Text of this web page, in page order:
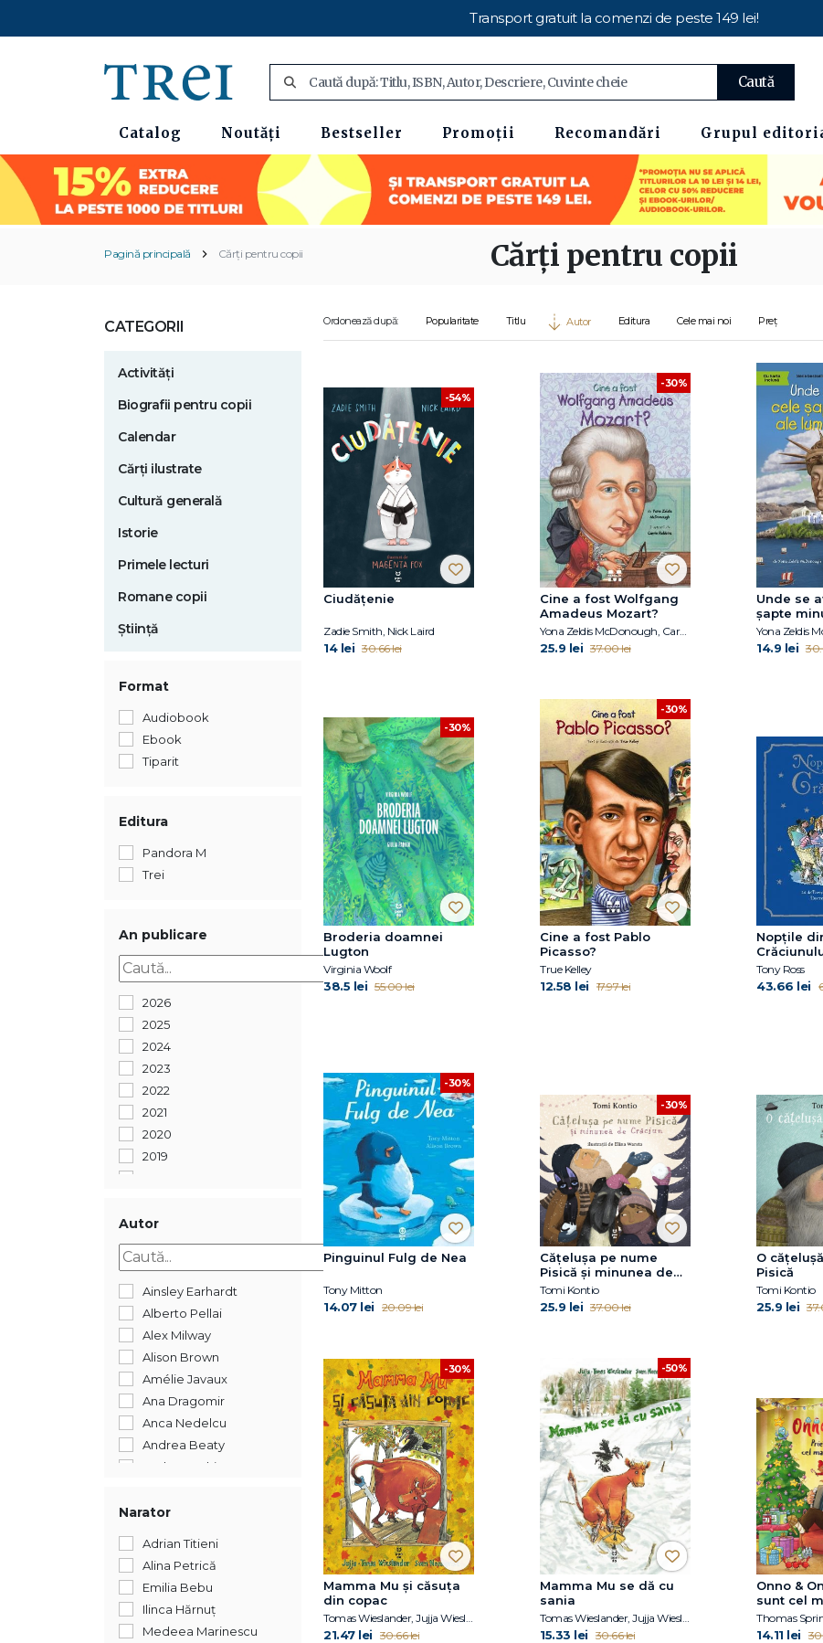
Transport gratuit la comenzi de peste 149 lei!
Caută
Catalog Noutăți Bestseller Promoții Recomandări Grupul
Pagină principală Cărți pentru copii Cărți pentru copii
CATEGORII
Activități
Biografii pentru copii
Calendar
Cărți ilustrate
Cultură generală
Istorie
Primele lecturi
Romane copii
Știință
Format
Audiobook
Ebook
Tiparit
Editura
Pandora M
Trei
An publicare
2026
2025
2024
2023
2022
2021
2020
2019
2016
2015
Autor
Ainsley Earhardt
Alberto Pellai
Alex Milway
Alison Brown
Amélie Javaux
Ana Dragomir
Anca Nedelcu
Andrea Beaty
Andreea Chiru-Maga
Andreea Lițescu
Antoon Krings
Narator
Adrian Titieni
Alina Petrică
Emilia Bebu
Ilinca Hărnuț
Medeea Marinescu
Ordonează după: Popularitate Titlu Autor Editura Cele mai noi Preț
-54%
Ciudățenie
Zadie Smith, Nick Laird
14 lei 30.66 lei
-30%
Cine a fost Wolfgang
Amadeus Mozart?
Yona Zeldis McDonough, Carrie Robbins
25.9 lei 37.00 lei
Unde se
șapte
antice?
Yona Zeldis
14.9 lei
-30%
Broderia doamnei
Lugton
Virginia Woolf
38.5 lei 55.00 lei
-30%
Cine a fost Pablo
Picasso?
True Kelley
12.58 lei 17.97 lei
Nopțile
Tony Ross
43.66 lei
-30%
Pinguinul Fulg de Nea
Tony Mitton
14.07 lei 20.09 lei
-30%
Cățelușa pe nume
Pisică și minunea de
Crăciun
Tomi Kontio
25.9 lei 37.00 lei
O
Pisică
Tomi Kontio
25.9 lei
-30%
Mamma Mu și căsuța
din copac
Tomas Wieslander, Jujja Wieslander
21.47 lei 30.66 lei
-50%
Mamma Mu se dă cu
sania
Tomas Wieslander, Jujja Wieslander
15.33 lei 30.66 lei
Onno &
sunt cel
dar
Thomas
14.11 lei